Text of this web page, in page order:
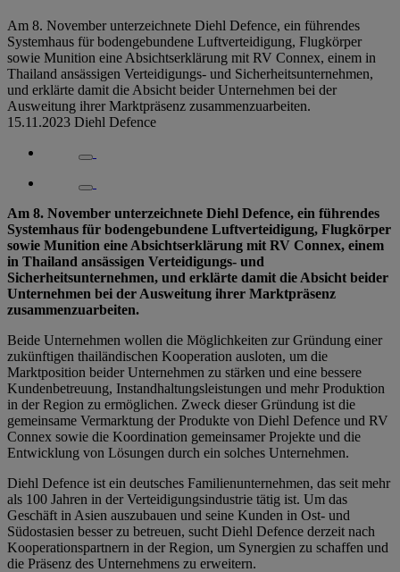
Am 8. November unterzeichnete Diehl Defence, ein führendes
Systemhaus für bodengebundene Luftverteidigung, Flugkörper
sowie Munition eine Absichtserklärung mit RV Connex, einem in
Thailand ansässigen Verteidigungs- und Sicherheitsunternehmen,
und erklärte damit die Absicht beider Unternehmen bei der
Ausweitung ihrer Marktpräsenz zusammenzuarbeiten.
15.11.2023 Diehl Defence
Am 8. November unterzeichnete Diehl Defence, ein führendes
Systemhaus für bodengebundene Luftverteidigung, Flugkörper
sowie Munition eine Absichtserklärung mit RV Connex, einem
in Thailand ansässigen Verteidigungs- und
Sicherheitsunternehmen, und erklärte damit die Absicht beider
Unternehmen bei der Ausweitung ihrer Marktpräsenz
zusammenzuarbeiten.
Beide Unternehmen wollen die Möglichkeiten zur Gründung einer
zukünftigen thailändischen Kooperation ausloten, um die
Marktposition beider Unternehmen zu stärken und eine bessere
Kundenbetreuung, Instandhaltungsleistungen und mehr Produktion
in der Region zu ermöglichen. Zweck dieser Gründung ist die
gemeinsame Vermarktung der Produkte von Diehl Defence und RV
Connex sowie die Koordination gemeinsamer Projekte und die
Entwicklung von Lösungen durch ein solches Unternehmen.
Diehl Defence ist ein deutsches Familienunternehmen, das seit mehr
als 100 Jahren in der Verteidigungsindustrie tätig ist. Um das
Geschäft in Asien auszubauen und seine Kunden in Ost- und
Südostasien besser zu betreuen, sucht Diehl Defence derzeit nach
Kooperationspartnern in der Region, um Synergien zu schaffen und
die Präsenz des Unternehmens zu erweitern.